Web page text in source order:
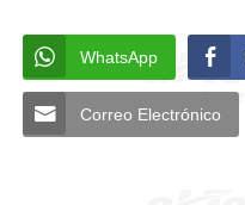
WhatsApp
Correo Electrónico